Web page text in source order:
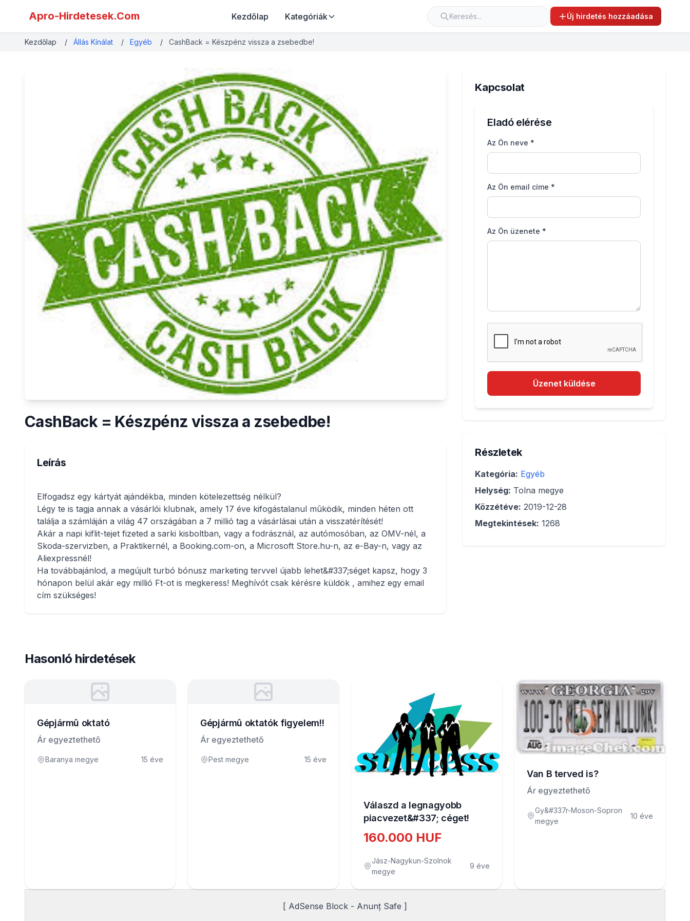
Apro-Hirdetesek.Com Kezdőlap Kategóriák Új hirdetés hozzáadása
Kezdőlap / Állás Kínálat / Egyéb / CashBack = Készpénz vissza a zsebedbe!
CashBack = Készpénz vissza a zsebedbe!
Leírás
Elfogadsz egy kártyát ajándékba, minden kötelezettség nélkül?
Légy te is tagja annak a vásárlói klubnak, amely 17 éve kifogástalanul mûködik, minden héten ott
találja a számláján a világ 47 országában a 7 millió tag a vásárlásai után a visszatérítését!
Akár a napi kiflit-tejet fizeted a sarki kisboltban, vagy a fodrásznál, az autómosóban, az OMV-nél, a
Skoda-szervizben, a Praktikernél, a Booking.com-on, a Microsoft Store.hu-n, az e-Bay-n, vagy az
Aliexpressnél!
Ha továbbajánlod, a megújult turbó bónusz marketing tervvel újabb lehet&#337;séget kapsz, hogy 3
hónapon belül akár egy millió Ft-ot is megkeress! Meghívót csak kérésre küldök , amihez egy email
cím szükséges!
Kapcsolat
Eladó elérése
Az Ön neve *
Az Ön email címe *
Az Ön üzenete *
Üzenet küldése
Részletek
Kategória: Egyéb
Helység: Tolna megye
Közzétéve: 2019-12-28
Megtekintések: 1268
Hasonló hirdetések
Gépjármû oktató
Ár egyeztethető
Baranya megye 15 éve
Gépjármû oktatók figyelem!!
Ár egyeztethető
Pest megye 15 éve
Válaszd a legnagyobb
piacvezet&#337; céget!
160.000 HUF
Jász-Nagykun-Szolnok
megye
9 éve
Van B terved is?
Ár egyeztethető
Gy&#337r-Moson-Sopron
megye
10 éve
[ AdSense Block - Anunț Safe ]